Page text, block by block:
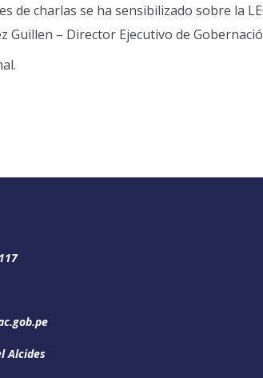
charlas se ha sensibilizado sobre la
Guillen – Director Ejecutivo de
Alcides